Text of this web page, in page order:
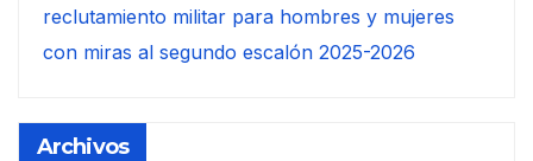
reclutamiento militar para hombres y mujeres
con miras al segundo escalón 2025-2026
Archivos